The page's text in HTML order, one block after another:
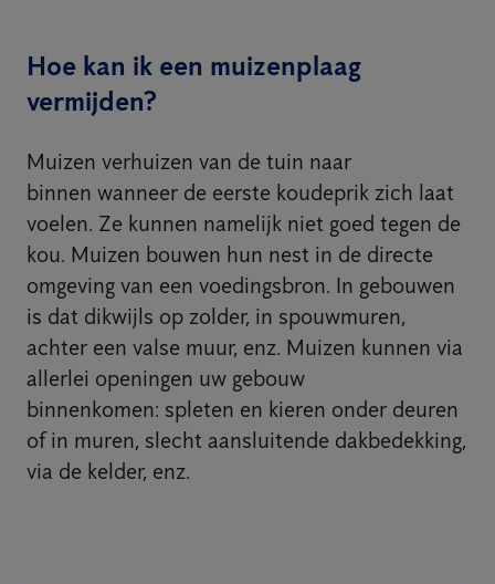
Hoe kan ik een muizenplaag
vermijden?
Muizen verhuizen van de tuin naar
binnen wanneer de eerste koudeprik zich laat
voelen. Ze kunnen namelijk niet goed tegen de
kou. Muizen bouwen hun nest in de directe
omgeving van een voedingsbron. In gebouwen
is dat dikwijls op zolder, in spouwmuren,
achter een valse muur, enz. Muizen kunnen via
allerlei openingen uw gebouw
binnenkomen: spleten en kieren onder deuren
of in muren, slecht aansluitende dakbedekking,
via de kelder, enz.